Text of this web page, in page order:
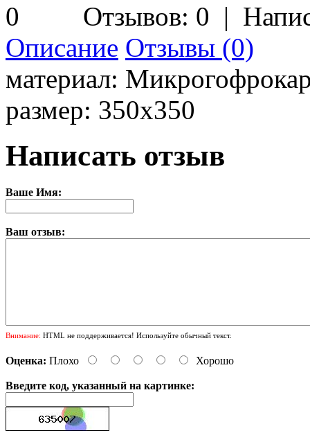
Отзывов: 0 |
Описание Отзывы (0)
материал:
размер: 350х350
Написать отзыв
Ваше Имя:
Ваш отзыв:
Внимание: HTML не поддерживается! Используйте обычный текст.
Оценка: Плохо Хорошо
Введите код, указанный на картинке: